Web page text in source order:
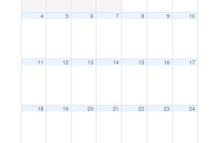
4 5 6 7 8 9 10
11 12 13 14 15 16 17
18 19 20 21 22 23 24